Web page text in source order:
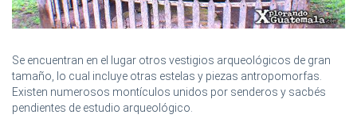
Se encuentran en el lugar otros vestigios arqueológicos de gran
tamaño, lo cual incluye otras estelas y piezas antropomorfas.
Existen numerosos montículos unidos por senderos y sacbés
pendientes de estudio arqueológico.